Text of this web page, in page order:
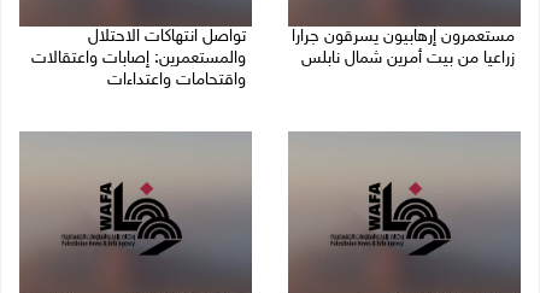
مستعمرون إرهابيون يسرقون جرارا
زراعيا من بيت أمرين شمال نابلس
تواصل انتهاكات الاحتلال
والمستعمرين: إصابات واعتقالات
واقتحامات واعتداءات